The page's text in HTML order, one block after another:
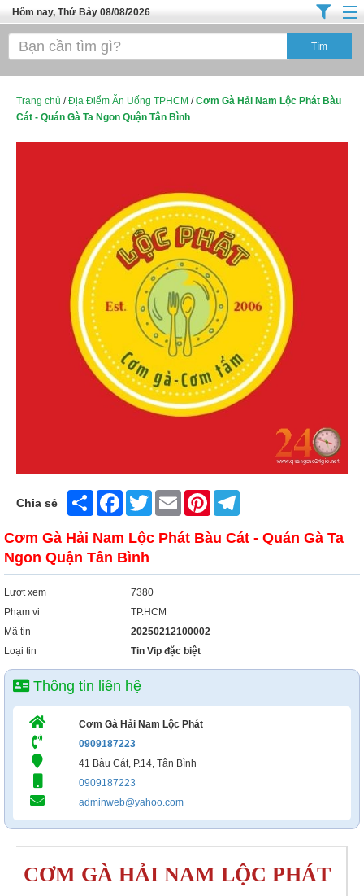
Hôm nay, Thứ Bảy 08/08/2026
Trang chủ
Tuyển Sinh Đào Tạo
Hàng Tiêu Dùng
Trang chủ /Địa Điểm Ăn Uống TPHCM /Cơm Gà Hải Nam Lộc Phát Bàu
Cát - Quán Gà Ta Ngon Quận Tân Bình
Chia sẻ Share FacebookTwitter Email Pinterest
Cơm Gà Hải Nam Lộc Phát Bàu Cát - Quán Gà Ta
Ngon Quận Tân Bình
Lượt xem
7380
Phạm vi
TP.HCM
Mã tin
20250212100002
Loại tin
Tin Vip đặc biệt
Thông tin liên hệ
Cơm Gà Hải Nam Lộc Phát
0909187223
41 Bàu Cát, P.14, Tân Bình
0909187223
adminweb@yahoo.com
CƠM GÀ HẢI NAM LỘC PHÁT